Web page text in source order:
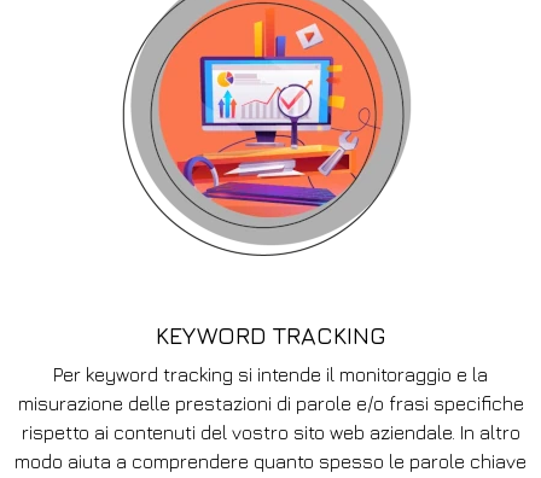
KEYWORD TRACKING
Per keyword tracking si intende il monitoraggio e la
misurazione delle prestazioni di parole e/o frasi specifiche
rispetto ai contenuti del vostro sito web aziendale. In altro
modo aiuta a comprendere quanto spesso le parole chiave